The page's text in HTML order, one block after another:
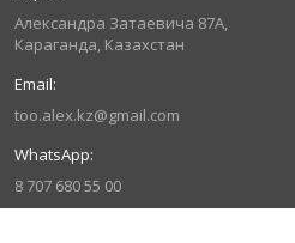
Александра Затаевича 87А,
Караганда, Казахстан
too.alex.kz@gmail.com
8 707 680 55 00